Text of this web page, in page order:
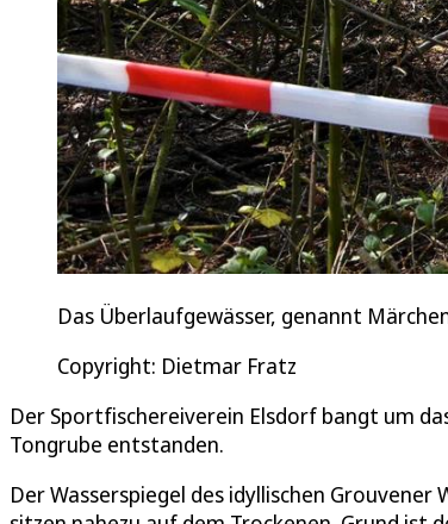
Das Überlaufgewässer, genannt
Copyright: Dietmar Fratz
Der Sportfischereiverein Elsdorf bangt um
Tongrube entstanden.
Der Wasserspiegel des idyllischen